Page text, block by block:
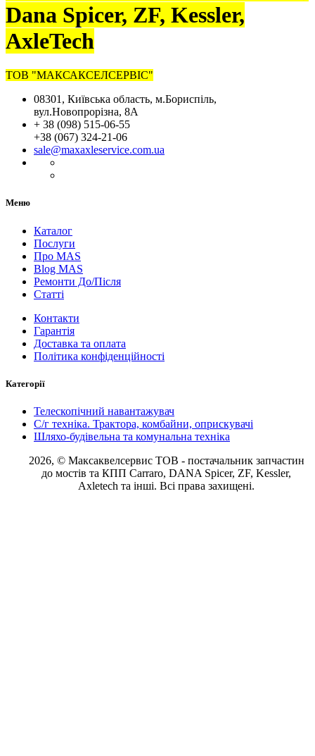
Dana Spicer, ZF, Kessler,
AxleTech
ТОВ "МАКСАКСЕЛСЕРВІС"
08301, Київська область, м.Бориспіль,
вул.Новопрорізна, 8А
+ 38 (098) 515-06-55
+38 (067) 324-21-06
sale@maxaxleservice.com.ua
Меню
Каталог
Послуги
Про MAS
Blog MAS
Ремонти До/Після
Статті
Контакти
Гарантія
Доставка та оплата
Політика конфіденційності
Категорії
Телескопічний навантажувач
С/г техніка. Трактора, комбайни, оприскувачі
Шляхо-будівельна та комунальна техніка
2026, © Максаквелсервис ТОВ - постачальник запчастин
до мостів та КПП Carraro, DANA Spicer, ZF, Kessler,
Axletech та інші. Всі права захищені.